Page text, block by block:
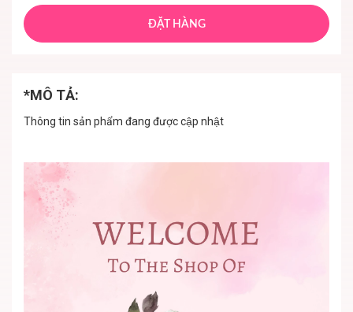
ĐẶT HÀNG
*MÔ TẢ:
Thông tin sản phẩm đang được cập nhật